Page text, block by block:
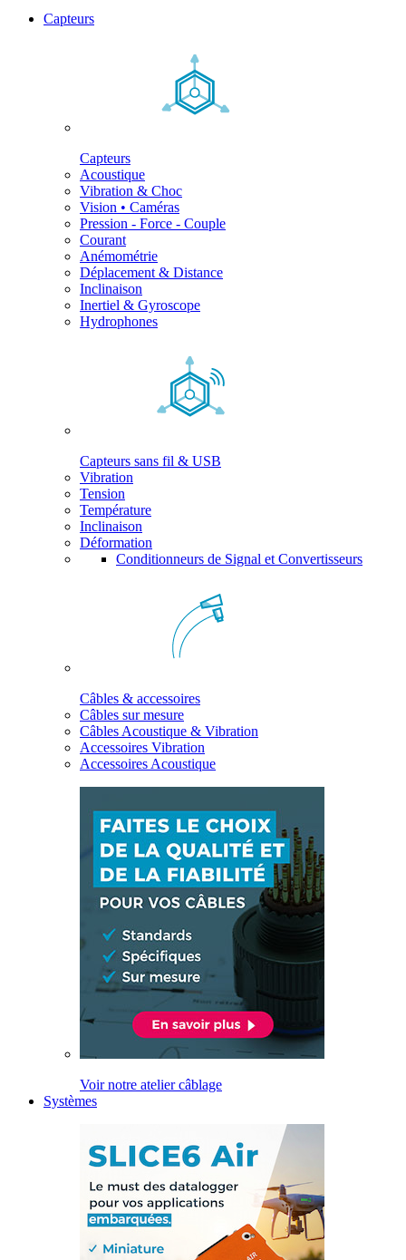
Capteurs
Capteurs
Acoustique
Vibration & Choc
Vision • Caméras
Pression - Force - Couple
Courant
Anémométrie
Déplacement & Distance
Inclinaison
Inertiel & Gyroscope
Hydrophones
Capteurs sans fil & USB
Vibration
Tension
Température
Inclinaison
Déformation
Conditionneurs de Signal et Convertisseurs
Câbles & accessoires
Câbles sur mesure
Câbles Acoustique & Vibration
Accessoires Vibration
Accessoires Acoustique
Voir notre atelier câblage
Systèmes